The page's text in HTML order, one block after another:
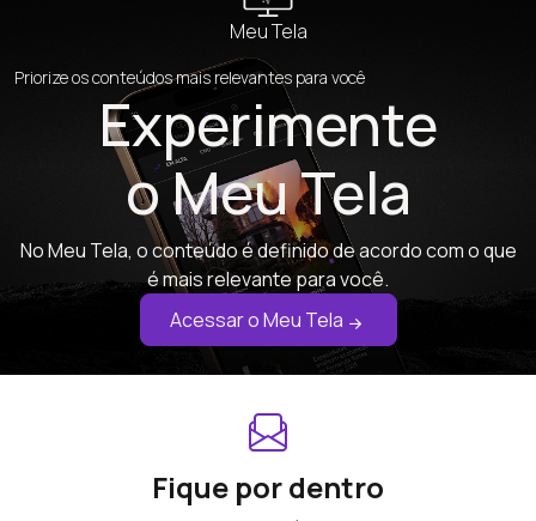
Meu Tela
Priorize os conteúdos mais relevantes para você
Experimente
o Meu Tela
No Meu Tela, o conteúdo é definido de acordo com o que
é mais relevante para você.
Acessar o Meu Tela
Fique por dentro